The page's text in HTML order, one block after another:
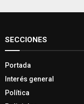
SECCIONES
Portada
Interés general
Política